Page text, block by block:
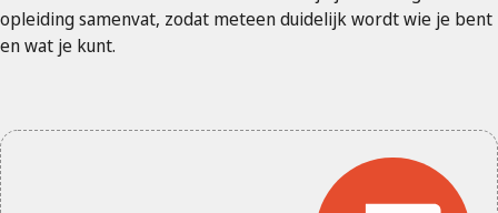
opleiding samenvat, zodat meteen duidelijk wordt wie je bent
en wat je kunt.